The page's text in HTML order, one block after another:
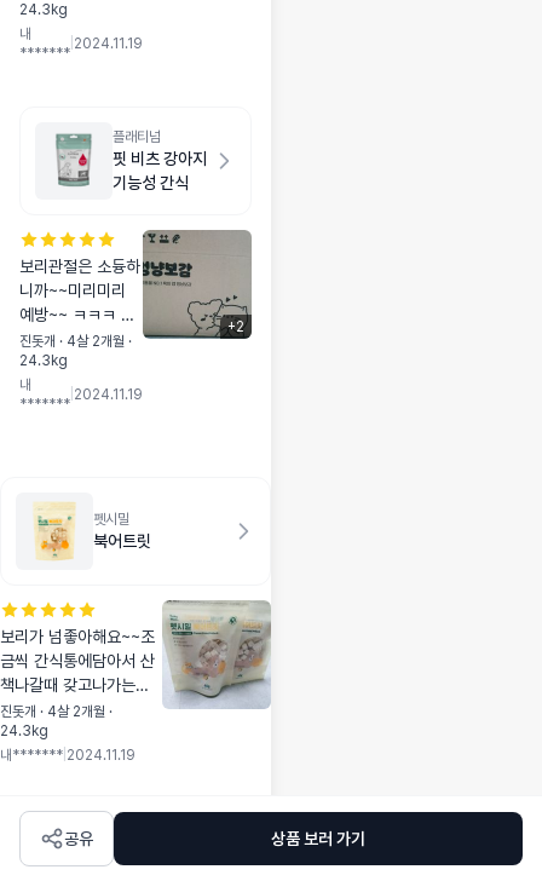
꼭사용하는제품이
에요~~ 첨에 구매
어요~~ 산책하면
서 풀에두들어가구
하니까 빗질을꼰해
브러쉬로빗질하면
부드러워지더라구
여~~아프지두않아
서 보리두 빗질할
때 가만히있구요~
~ 암튼!잘사용하구
있담니당~~~ㅎㅎ
24.3kg
내
*******
2024.11.19
플래티넘
핏 비츠 강아지
기능성 간식
보리관절은 소듕하
니까~~미리미리
예방~~ ㅋㅋㅋ 가
방에넣고다니는것
두 구매해서 같이
구매했어요~~ 훈
구매할수있어서 좋
아요~~
진돗개 · 4살 2개월 ·
24.3kg
내
*******
2024.11.19
+2
펫시밀
북어트릿
보리가 넘좋아해요~~조
금씩 간식통에담아서 산
책나갈때 갖고나가는데
요~~가방만 뒤적거리면
저랑눈을맞춰여~~ㅋㅋ
ㅋ 냄새두 제가 맡아보니
진돗개 · 4살 2개월 ·
24.3kg
내******* 2024.11.19
공유 상품 보러 가기